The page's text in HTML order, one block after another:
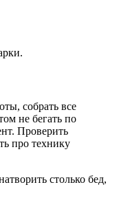
собрать все
не бегать по
Проверить
про технику
столько бед,